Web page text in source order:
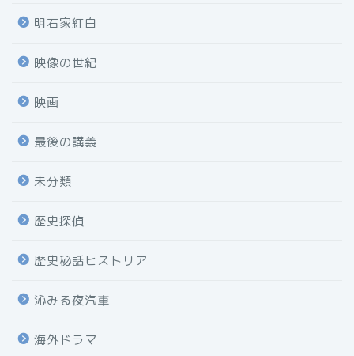
明石家紅白
映像の世紀
映画
最後の講義
未分類
歴史探偵
歴史秘話ヒストリア
沁みる夜汽車
海外ドラマ